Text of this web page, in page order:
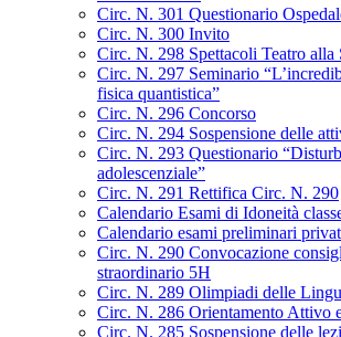
Circ. N. 301 Questionario
Circ. N. 300 Invito
Circ. N. 298 Spettacoli Teatro alla
Circ. N. 297 Seminario
fisica quantistica”
Circ. N. 296 Concorso
Circ. N. 294 Sospensione delle
Circ. N. 293 Questionario
adolescenziale”
Circ. N. 291 Rettifica Circ. N. 290
Calendario Esami di Idoneità
Calendario esami preliminari
Circ. N. 290 Convocazione
straordinario 5H
Circ. N. 289 Olimpiadi delle
Circ. N. 286 Orientamento Attivo
Circ. N. 285 Sospensione delle